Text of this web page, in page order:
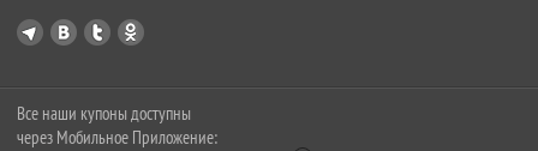
Все наши купоны доступны
через Мобильное Приложение: